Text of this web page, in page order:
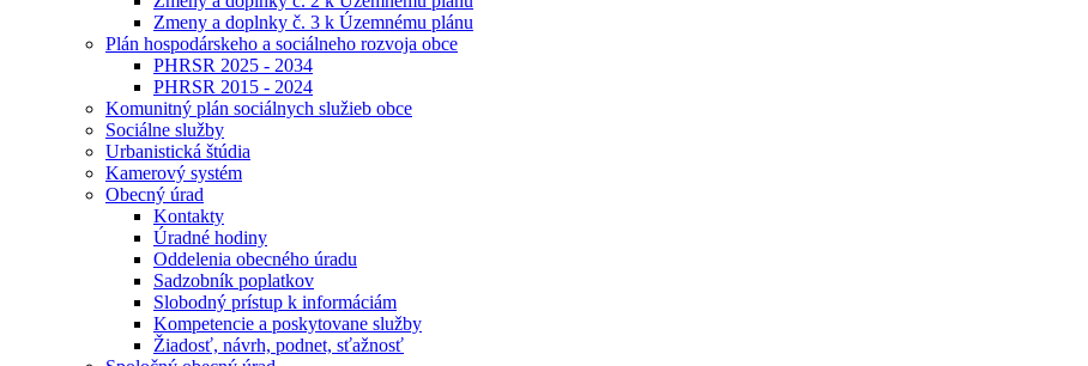
Zmeny a doplnky č. 3 k Územnému plánu
Plán hospodárskeho a sociálneho rozvoja obce
PHRSR 2025 - 2034
PHRSR 2015 - 2024
Komunitný plán sociálnych služieb obce
Sociálne služby
Urbanistická štúdia
Kamerový systém
Obecný úrad
Kontakty
Úradné hodiny
Oddelenia obecného úradu
Sadzobník poplatkov
Slobodný prístup k informáciám
Kompetencie a poskytovane služby
Žiadosť, návrh, podnet, sťažnosť